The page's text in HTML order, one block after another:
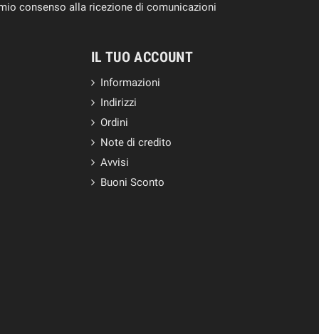
consenso alla ricezione di comunicazioni
IL TUO ACCOUNT
Informazioni
Indirizzi
Ordini
Note di credito
Avvisi
Buoni Sconto